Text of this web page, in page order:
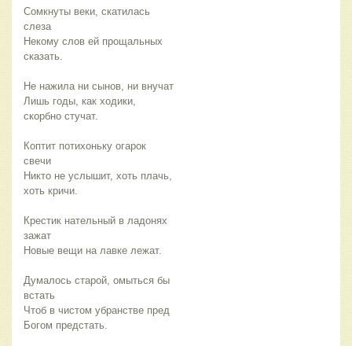
Сомкнуты веки, скатилась
слеза
Некому слов ей прощальных
сказать.
Не нажила ни сынов, ни внучат
Лишь годы, как ходики,
скорбно стучат.
Коптит потихоньку огарок
свечи
Никто не услышит, хоть плачь,
хоть кричи.
Крестик нательный в ладонях
зажат
Новые вещи на лавке лежат.
Думалось старой, омыться бы
встать
Чтоб в чистом убранстве пред
Богом предстать.